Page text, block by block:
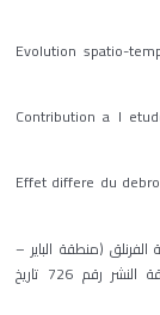
Evolution spatio-
Contribution a l
Effet differe du
(منطقة الباير –
شمال اللاذقية). منشورات مجلة بحوث جامعة حلب، موافقة النشر رقم 726 تاريخ